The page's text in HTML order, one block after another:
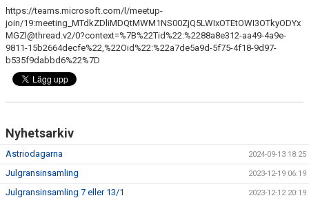
https://teams.microsoft.com/l/meetup-
join/19:meeting_MTdkZDliMDQtMWM1NS00ZjQ5LWIxOTEtOWI3OTkyODYx
MGZl@thread.v2/0?context=%7B%22Tid%22:%2288a8e312-aa49-4a9e-
9811-15b2664decfe%22,%22Oid%22:%22a7de5a9d-5f75-4f18-9d97-
b535f9dabbd6%22%7D
Nyhetsarkiv
Astriodagarna 2024-09-13 18:25
Julgransinsamling 2023-12-19 06:19
Julgransinsamling 7 eller 13/1 2023-12-12 20:19